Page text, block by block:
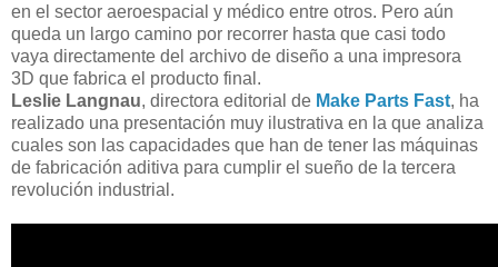
en el sector aeroespacial y médico entre otros. Pero aún
queda un largo camino por recorrer hasta que casi todo
vaya directamente del archivo de diseño a una impresora
3D que fabrica el producto final.
Leslie Langnau, directora editorial de Make Parts Fast, ha
realizado una presentación muy ilustrativa en la que analiza
cuales son las capacidades que han de tener las máquinas
de fabricación aditiva para cumplir el sueño de la tercera
revolución industrial.